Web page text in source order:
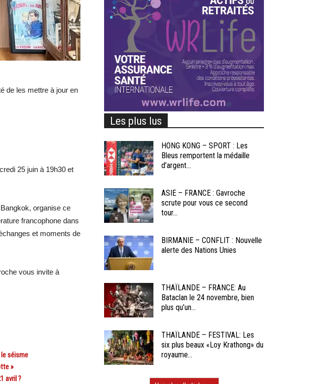
de les mettre à jour en
25 juin à 19h30 et
organise ce
francophone dans
et moments de
vous invite à
le séisme
»
avril ?
Les plus lus
HONG KONG – SPORT : Les
Bleus remportent la médaille
d’argent...
ASIE – FRANCE : Gavroche
scrute pour vous ce second
tour...
BIRMANIE – CONFLIT : Nouvelle
alerte des Nations Unies
THAÏLANDE – FRANCE: Au
Bataclan le 24 novembre, bien
plus qu’un...
THAÏLANDE – FESTIVAL: Les
six plus beaux «Loy Krathong» du
royaume...